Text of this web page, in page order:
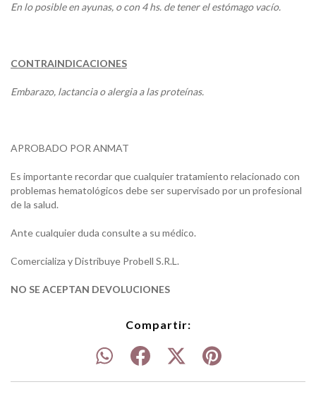
En lo posible en ayunas, o con 4 hs. de tener el estómago vacío.
CONTRAINDICACIONES
Embarazo, lactancia o alergia a las proteínas.
APROBADO POR ANMAT
Es importante recordar que cualquier tratamiento relacionado con
problemas hematológicos debe ser supervisado por un profesional
de la salud.
Ante cualquier duda consulte a su médico.
Comercializa y Distribuye Probell S.R.L.
NO SE ACEPTAN DEVOLUCIONES
Compartir: